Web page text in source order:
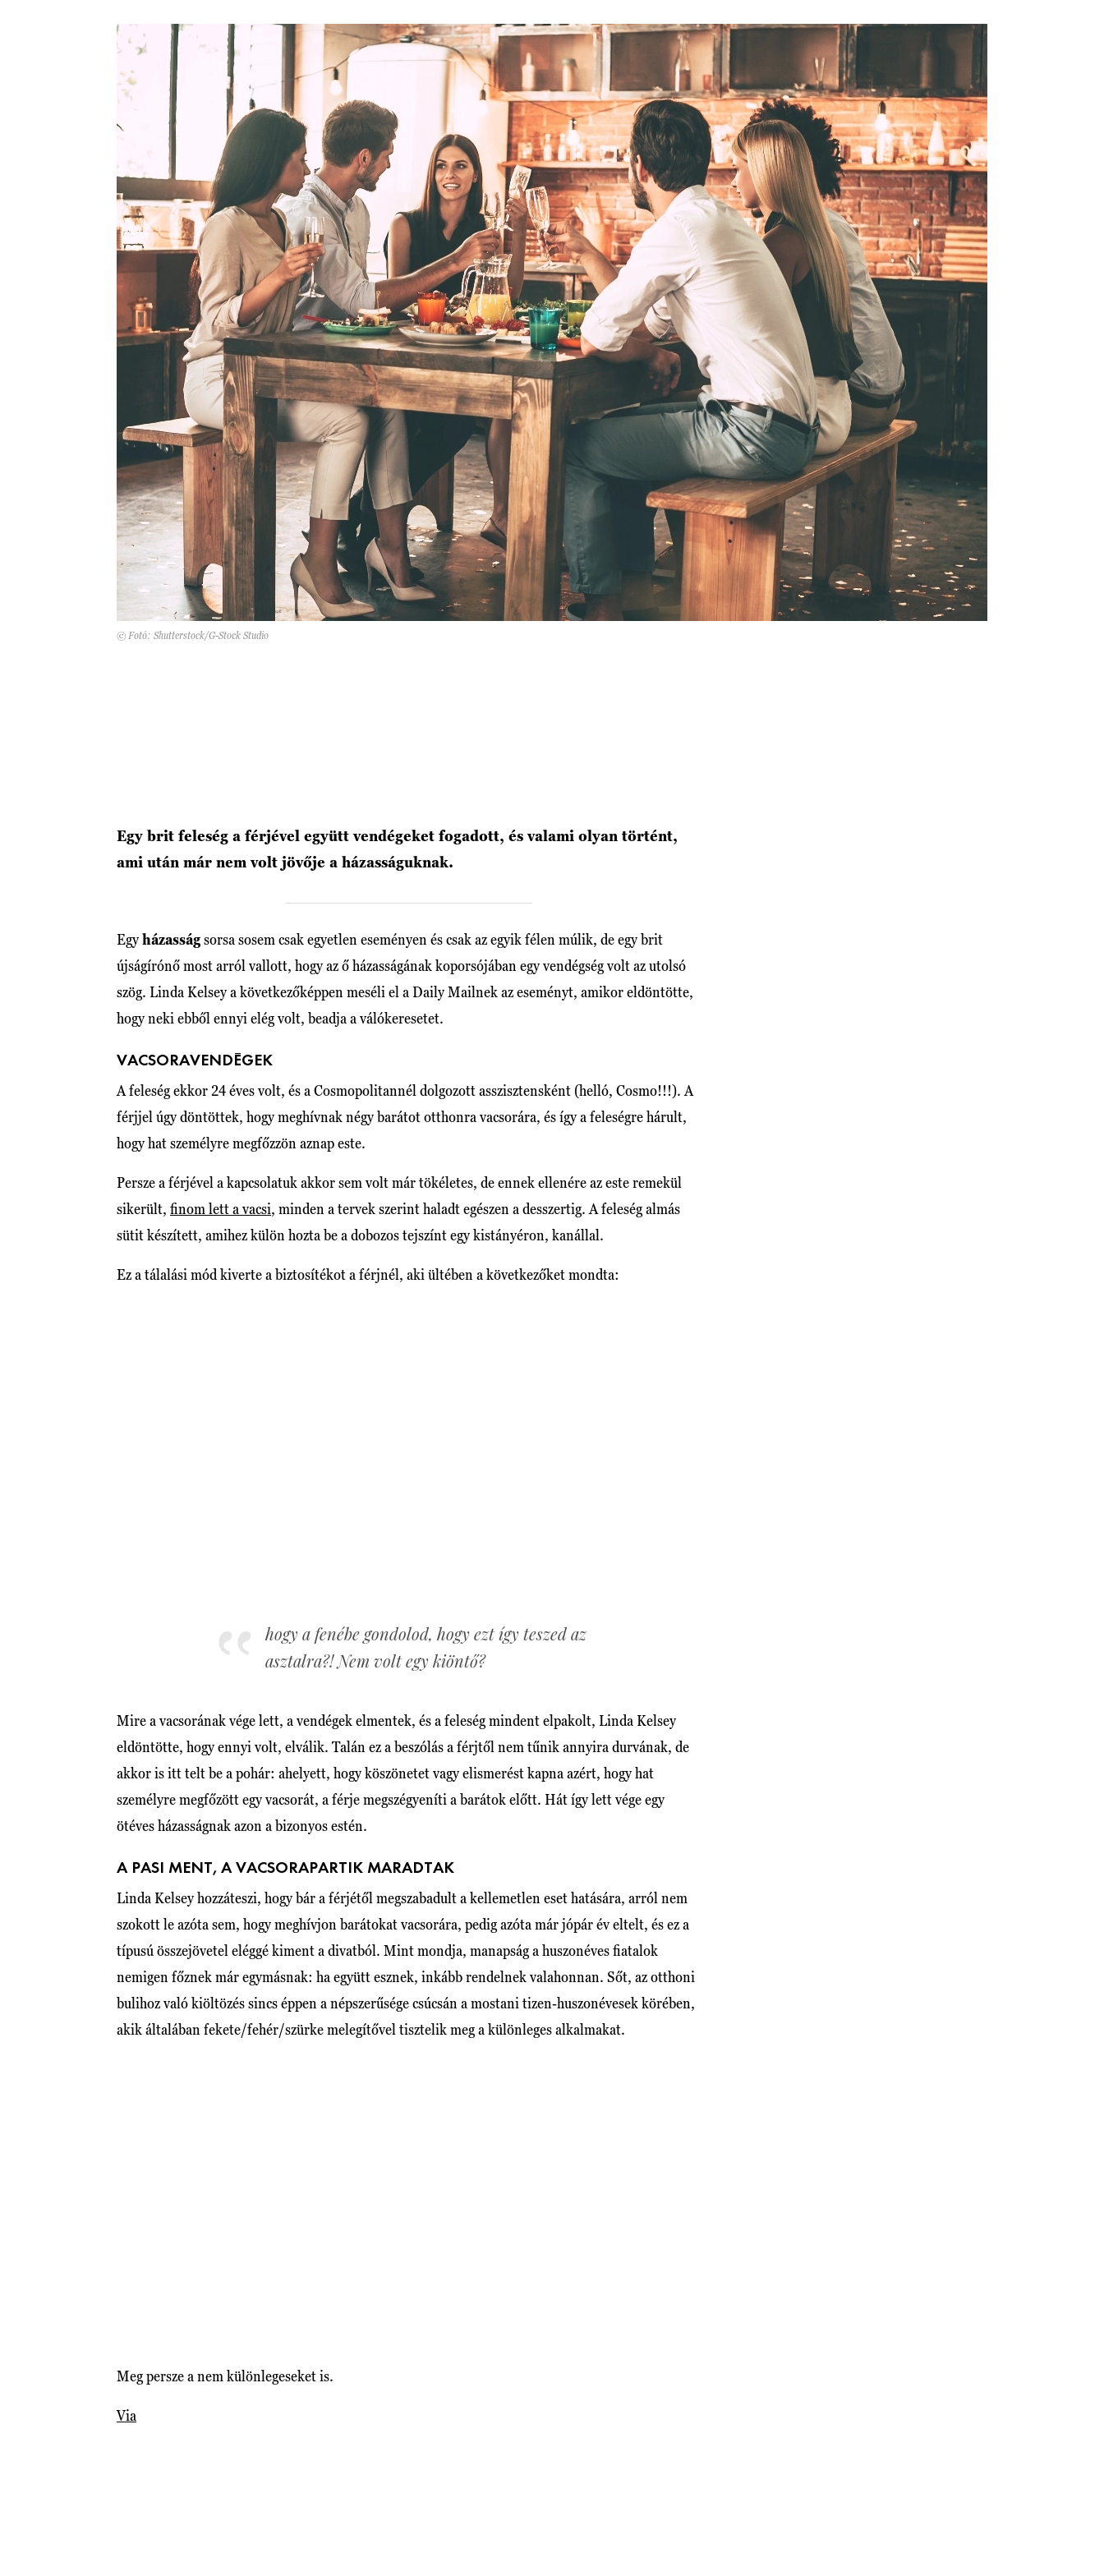
© Fotó: Shutterstock/G-Stock Studio
Egy brit feleség a férjével együtt vendégeket fogadott, és valami olyan történt,
ami után már nem volt jövője a házasságuknak.
Egyházasságsorsa sosem csak egyetlen eseményen és csak az egyik félen múlik, de egy brit
újságírónő most arról vallott, hogy az ő házasságának koporsójában egy vendégség volt az utolsó
szög. Linda Kelsey a következőképpen meséli el a Daily Mailnek az eseményt, amikor eldöntötte,
hogy neki ebből ennyi elég volt, beadja a válókeresetet.
VACSORAVENDÉGEK
A feleség ekkor 24 éves volt, és a Cosmopolitannél dolgozott asszisztensként (helló, Cosmo!!!). A
férjjel úgy döntöttek, hogy meghívnak négy barátot otthonra vacsorára, és így a feleségre hárult,
hogy hat személyre megfőzzön aznap este.
Persze a férjével a kapcsolatuk akkor sem volt már tökéletes, de ennek ellenére az este remekül
sikerült, finom lett a vacsi, minden a tervek szerint haladt egészen a desszertig. A feleség almás
sütit készített, amihez külön hozta be a dobozos tejszínt egy kistányéron, kanállal.
Ez a tálalási mód kiverte a biztosítékot a férjnél, aki ültében a következőket mondta:
hogy a fenébe gondolod, hogy ezt így teszed az
asztalra?! Nem volt egy kiöntő?
Mire a vacsorának vége lett, a vendégek elmentek, és a feleség mindent elpakolt, Linda Kelsey
eldöntötte, hogy ennyi volt, elválik. Talán ez a beszólás a férjtől nem tűnik annyira durvának, de
akkor is itt telt be a pohár: ahelyett, hogy köszönetet vagy elismerést kapna azért, hogy hat
személyre megfőzött egy vacsorát, a férje megszégyeníti a barátok előtt. Hát így lett vége egy
ötéves házasságnak azon a bizonyos estén.
A PASI MENT, A VACSORAPARTIK MARADTAK
Linda Kelsey hozzáteszi, hogy bár a férjétől megszabadult a kellemetlen eset hatására, arról nem
szokott le azóta sem, hogy meghívjon barátokat vacsorára, pedig azóta már jópár év eltelt, és ez a
típusú összejövetel eléggé kiment a divatból. Mint mondja, manapság a huszonéves fiatalok
nemigen főznek már egymásnak: ha együtt esznek, inkább rendelnek valahonnan. Sőt, az otthoni
bulihoz való kiöltözés sincs éppen a népszerűsége csúcsán a mostani tizen-huszonévesek körében,
akik általában fekete/fehér/szürke melegítővel tisztelik meg a különleges alkalmakat.
Meg persze a nem különlegeseket is.
Via